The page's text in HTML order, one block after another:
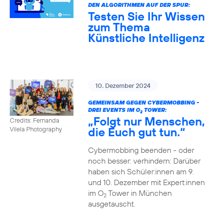
DEN ALGORITHMEN AUF DER SPUR:
Testen Sie Ihr Wissen
zum Thema
Künstliche Intelligenz
Credits: Fernanda
Vilela Photography
10. Dezember 2024
GEMEINSAM GEGEN CYBERMOBBING -
DREI EVENTS IM O2TOWER:
„Folgt nur Menschen,
die Euch gut tun.“
Cybermobbing beenden - oder
noch besser: verhindern: Darüber
haben sich Schüler:innen am 9.
und 10. Dezember mit Expert:innen
im O2Tower in München
ausgetauscht.